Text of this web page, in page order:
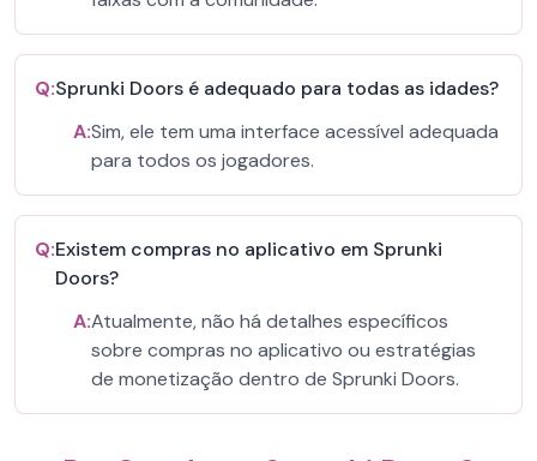
Q:Sprunki Doors é adequado para todas as idades?
A:Sim, ele tem uma interface acessível adequada
para todos os jogadores.
Q:Existem compras no aplicativo em Sprunki
Doors?
A:Atualmente, não há detalhes específicos
sobre compras no aplicativo ou estratégias
de monetização dentro de Sprunki Doors.